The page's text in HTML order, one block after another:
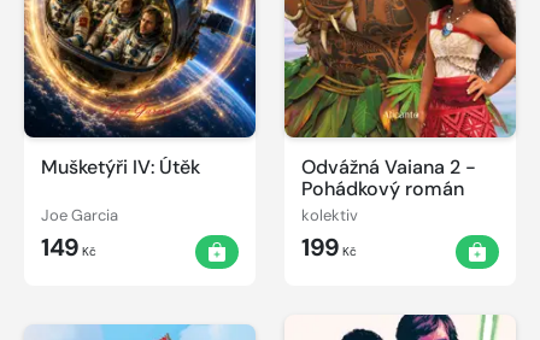
Mušketýři IV: Útěk
Joe Garcia
149 Kč
Odvážná Vaiana 2 -
Pohádkový román
kolektiv
199 Kč